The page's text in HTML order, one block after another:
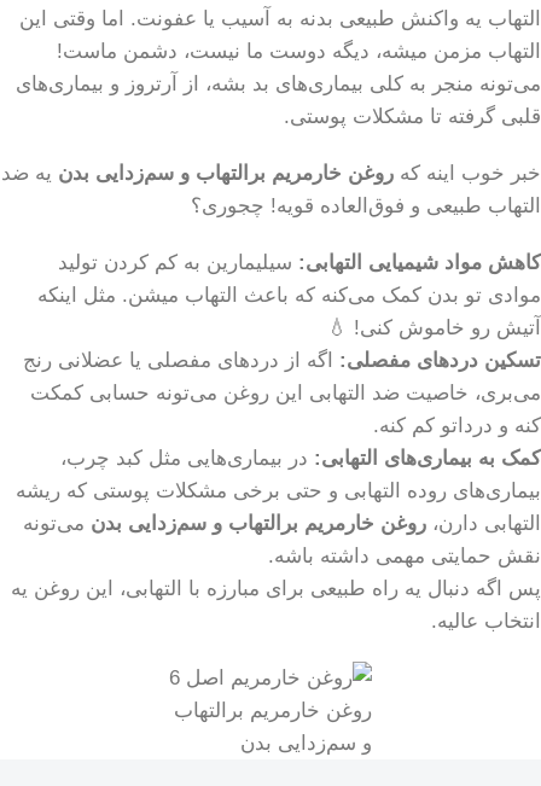
التهاب یه واکنش طبیعی بدنه به آسیب یا عفونت. اما وقتی این
التهاب مزمن میشه، دیگه دوست ما نیست، دشمن ماست!
می‌تونه منجر به کلی بیماری‌های بد بشه، از آرتروز و بیماری‌های
قلبی گرفته تا مشکلات پوستی.
خبر خوب اینه که روغن خارمریم برالتهاب و سم‌زدایی بدن یه ضد
التهاب طبیعی و فوق‌العاده قویه! چجوری؟
کاهش مواد شیمیایی التهابی: سیلیمارین به کم کردن تولید
موادی تو بدن کمک می‌کنه که باعث التهاب میشن. مثل اینکه
آتیش رو خاموش کنی! 💧
تسکین دردهای مفصلی: اگه از دردهای مفصلی یا عضلانی رنج
می‌بری، خاصیت ضد التهابی این روغن می‌تونه حسابی کمکت
کنه و درداتو کم کنه.
کمک به بیماری‌های التهابی: در بیماری‌هایی مثل کبد چرب،
بیماری‌های روده التهابی و حتی برخی مشکلات پوستی که ریشه
التهابی دارن، روغن خارمریم برالتهاب و سم‌زدایی بدن می‌تونه
نقش حمایتی مهمی داشته باشه.
پس اگه دنبال یه راه طبیعی برای مبارزه با التهابی، این روغن یه
انتخاب عالیه.
روغن خارمریم برالتهاب
و سم‌زدایی بدن